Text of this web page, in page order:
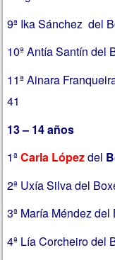
9ª Ika Sánchez del
10ª Antía Santín del
11ª Ainara
41
13 – 14 años
1ªCarla Lópezdel
2ª Uxía Silva del
3ª María Méndez
4ª Lía Corcheiro del